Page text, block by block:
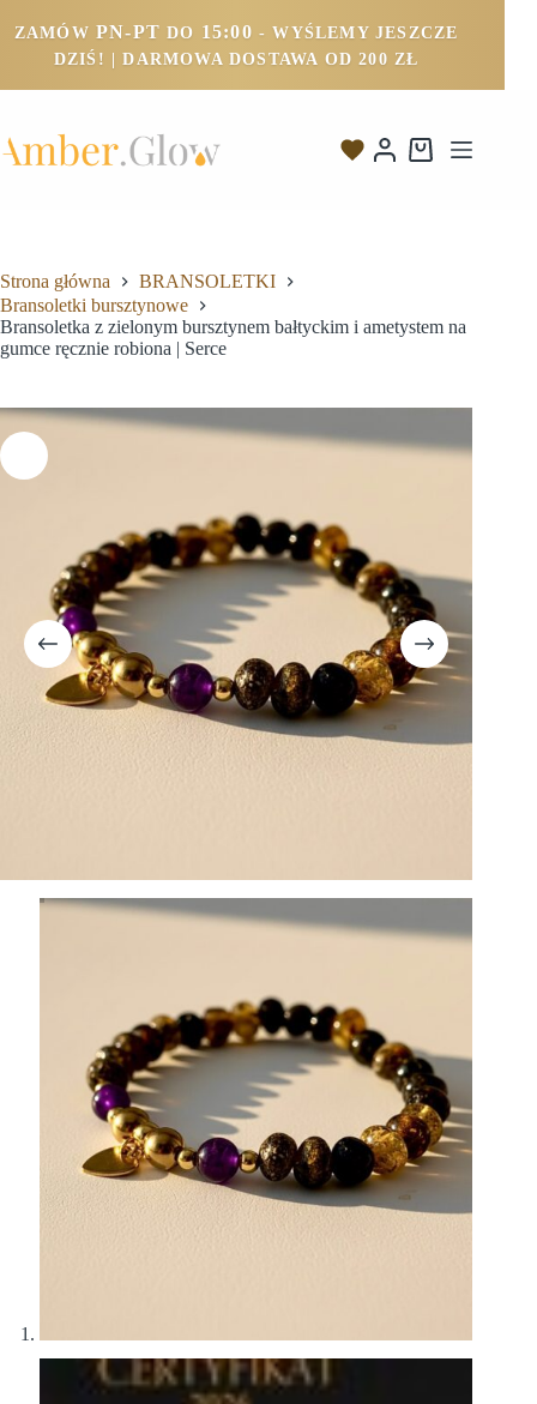
ZAMÓW PN-PT DO 15:00 - WYŚLEMY JESZCZE
DZIŚ! | DARMOWA DOSTAWA OD 200 ZŁ
Strona główna
BRANSOLETKI
Bransoletki bursztynowe
Bransoletka z zielonym bursztynem bałtyckim i ametystem na
gumce ręcznie robiona | Serce